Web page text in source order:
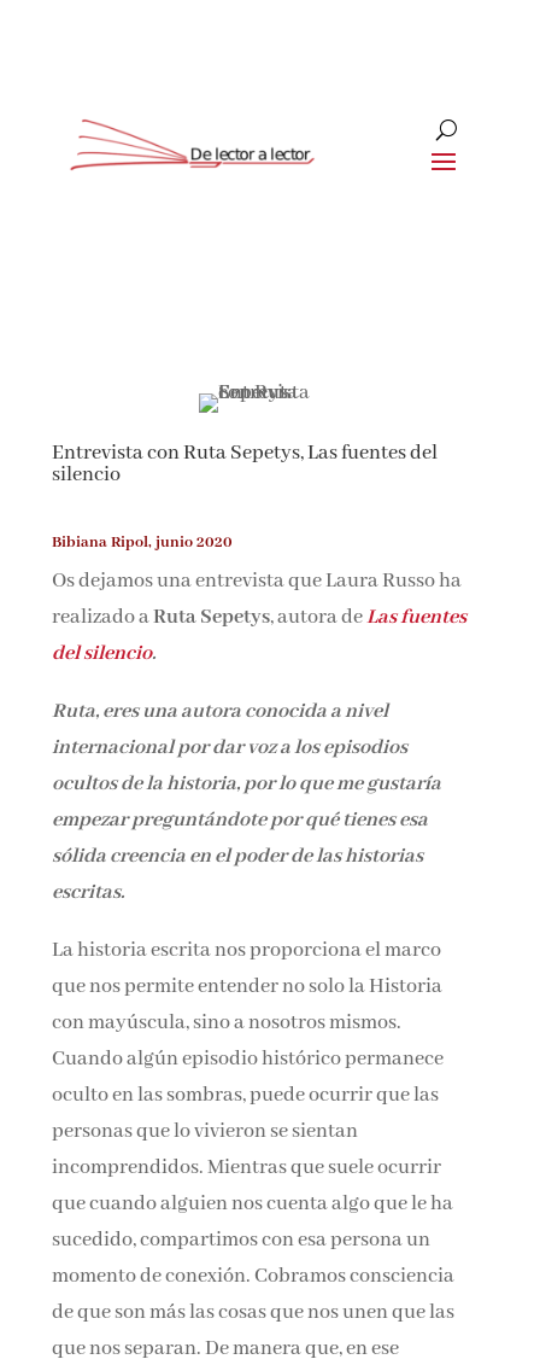
Entrevista con Ruta Sepetys, Las fuentes del
silencio
Bibiana Ripol, junio 2020
Os dejamos una entrevista que Laura Russo ha
realizado aRuta Sepetys, autora deLas fuentes
del silencio.
Ruta, eres una autora conocida a nivel
internacional por dar voz a los episodios
ocultos de la historia, por lo que me gustaría
empezar preguntándote por qué tienes esa
sólida creencia en el poder de las historias
escritas.
La historia escrita nos proporciona el marco
que nos permite entender no solo la Historia
con mayúscula, sino a nosotros mismos.
Cuando algún episodio histórico permanece
oculto en las sombras, puede ocurrir que las
personas que lo vivieron se sientan
incomprendidos. Mientras que suele ocurrir
que cuando alguien nos cuenta algo que le ha
sucedido, compartimos con esa persona un
momento de conexión. Cobramos consciencia
de que son más las cosas que nos unen que las
que nos separan. De manera que, en ese
Suscríbete
Únete a nuestra comunidad de amantes de la
literatura y recibe las últimas noticias y
Email*
Por favor, acepta lostérminos y condiciones
de privacidad